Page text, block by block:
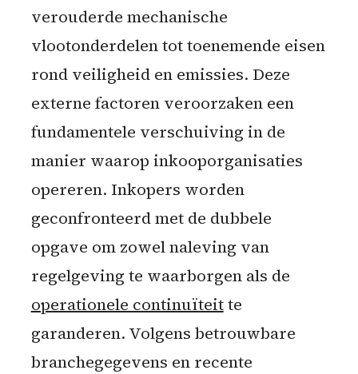
verouderde mechanische
vlootonderdelen tot toenemende eisen
rond veiligheid en emissies. Deze
externe factoren veroorzaken een
fundamentele verschuiving in de
manier waarop inkooporganisaties
opereren. Inkopers worden
geconfronteerd met de dubbele
opgave om zowel naleving van
regelgeving te waarborgen als de
operationele continuïteitte
garanderen. Volgens betrouwbare
branchegegevens en recente